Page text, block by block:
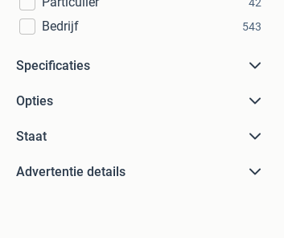
Bedrijf 543
Specificaties
Opties
Staat
Advertentie details